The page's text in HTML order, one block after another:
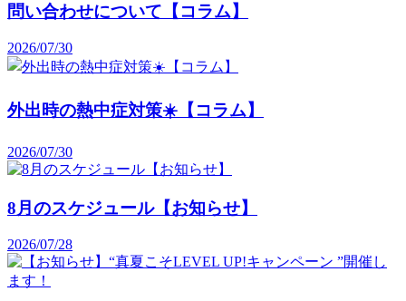
問い合わせについて【コラム】
2026/07/30
外出時の熱中症対策☀️【コラム】
2026/07/30
8月のスケジュール【お知らせ】
2026/07/28